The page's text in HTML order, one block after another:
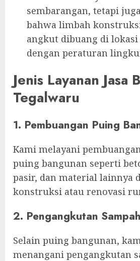
sembarangan, tetapi
bahwa limbah
angkut dibuang di lokasi
dengan peraturan
Jenis Layanan Jasa
Tegalwaru
1. Pembuangan Puing
Kami melayani
puing bangunan seperti
pasir, dan material lainnya
konstruksi atau renovasi
2. Pengangkutan
Selain puing bangunan,
menangani pengangkutan